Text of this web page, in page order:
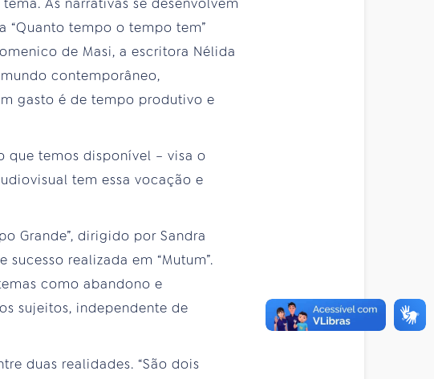
As narrativas se desenvolvem
“Quanto tempo o tempo tem”
de Masi, a escritora Nélida
contemporâneo,
gasto é de tempo produtivo e
que temos disponível – visa o
tem essa vocação e
Grande”, dirigido por Sandra
realizada em “Mutum”.
como abandono e
sujeitos, independente de
duas realidades. “São dois